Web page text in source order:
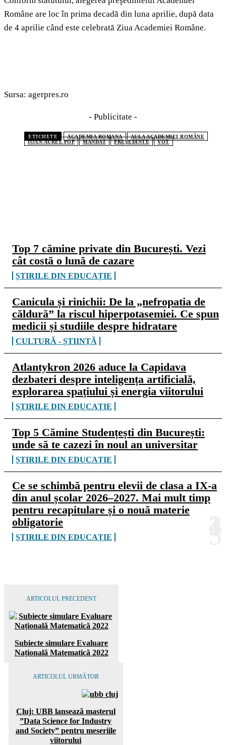
Top 7 cămine private din București. Vezi
cât costă o lună de cazare
ȘTIRILE DIN EDUCAȚIE
Canicula și rinichii: De la „nefropatia de
căldură” la riscul hiperpotasemiei. Ce spun
medicii și studiile despre hidratare
CULTURĂ - ȘTIINȚĂ
Atlantykron 2026 aduce la Capidava
dezbateri despre inteligența artificială,
explorarea spațiului și energia viitorului
ȘTIRILE DIN EDUCAȚIE
Top 5 Cămine Studențești din București:
unde să te cazezi în noul an universitar
ȘTIRILE DIN EDUCAȚIE
Ce se schimbă pentru elevii de clasa a IX-a
din anul școlar 2026–2027. Mai mult timp
pentru recapitulare și o nouă materie
obligatorie
ȘTIRILE DIN EDUCAȚIE
Române are loc în prima decadă din luna aprilie, după data
de 4 aprilie când este celebrată Ziua Academiei Române.
Sursa: agerpres.ro
- Publicitate -
ETICHETE ACADEMIA ROMANA
AULA ACADEMIEI ROMÂNE
IOAN-AUREL POP
MANDAT PREŞEDINTE VOT
ARTICOLUL PRECEDENT
Subiecte simulare Evaluare
Națională Matematică 2022
ARTICOLUL URMĂTOR
Cluj: UBB lansează masterul
”Data Science for Industry
and Society” pentru meseriile
viitorului